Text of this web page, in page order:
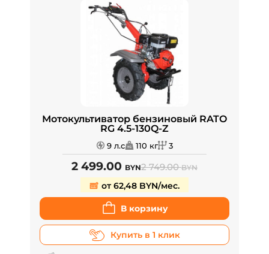
Мотокультиватор бензиновый RATO
RG 4.5-130Q-Z
9 л.с 110 кг 3
2 499.00 BYN2 749.00BYN
от 62,48 BYN/мес.
В корзину
Купить в 1 клик